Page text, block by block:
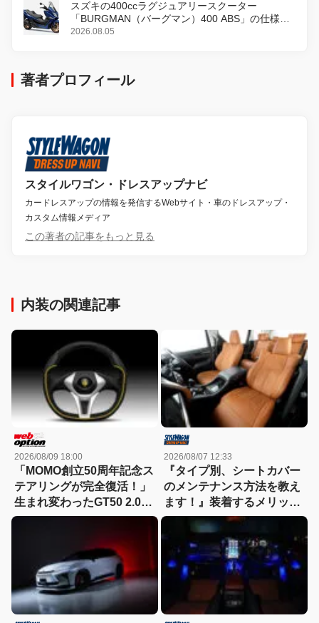
スズキの400ccラグジュアリースクーター
「BURGMAN（バーグマン）400 ABS」の仕様を
変更し、8月18日に発売
2026.08.05
著者プロフィール
スタイルワゴン・ドレスアップナビ
カードレスアップの情報を発信するWebサイト・車のドレスアップ・
カスタム情報メディア
この著者の記事をもっと見る
内装の関連記事
2026/08/09 18:00
「MOMO創立50周年記念ス
テアリングが完全復活！」
生まれ変わったGT50 2.0を
徹底解剖
2026/08/07 12:33
『タイプ別、シートカバー
のメンテナンス方法を教え
ます！』装着するメリット
も紹介！